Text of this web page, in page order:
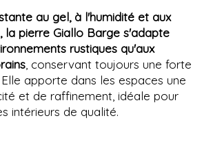
au gel, à l'humidité et aux
la pierre Giallo Barge s'adapte
rustiques qu'aux
, conservant toujours une forte
apporte dans les espaces une
et de raffinement, idéale pour
intérieurs de qualité.